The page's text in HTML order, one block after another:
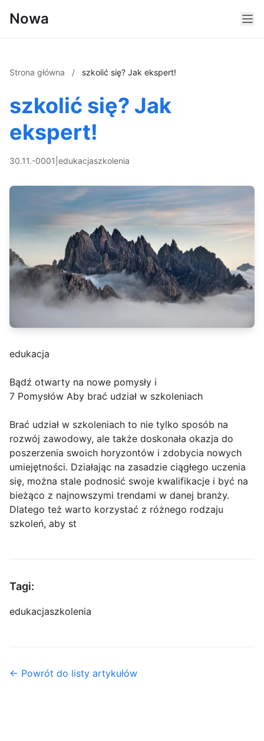
Nowa
Strona główna / szkolić się? Jak ekspert!
szkolić się? Jak
ekspert!
30.11.-0001 edukacjaszkolenia
edukacja
Bądź otwarty na nowe pomysły i
7 Pomysłów Aby brać udział w szkoleniach
Brać udział w szkoleniach to nie tylko sposób na
rozwój zawodowy, ale także doskonała okazja do
poszerzenia swoich horyzontów i zdobycia nowych
umiejętności. Działając na zasadzie ciągłego uczenia
się, można stale podnosić swoje kwalifikacje i być na
bieżąco z najnowszymi trendami w danej branży.
Dlatego też warto korzystać z różnego rodzaju
szkoleń, aby st
Tagi:
edukacjaszkolenia
← Powrót do listy artykułów